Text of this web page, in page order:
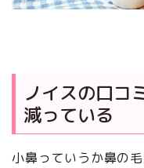
ノイスの口コ
減っている
小鼻っていうか鼻の